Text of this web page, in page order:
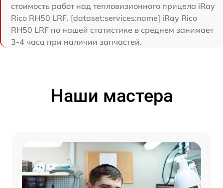
стоимость работ над тепловизионного прицела iRay
Rico RH50 LRF. [dataset:services:name] iRay Rico
RH50 LRF по нашей статистике в среднем занимает
3-4 часа при наличии запчастей.
Наши мастера